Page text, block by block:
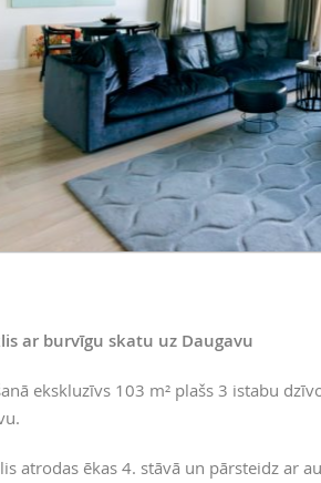
ar burvīgu skatu uz Daugavu
ekskluzīvs 103 m² plašs 3 istabu
atrodas ēkas 4. stāvā un pārsteidz ar